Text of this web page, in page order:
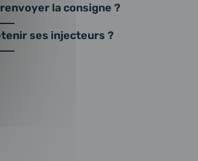
renvoyer la consigne ?
ses injecteurs ?